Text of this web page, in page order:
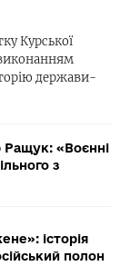
Курської
держави-
«Воєнні
з
історія
полон